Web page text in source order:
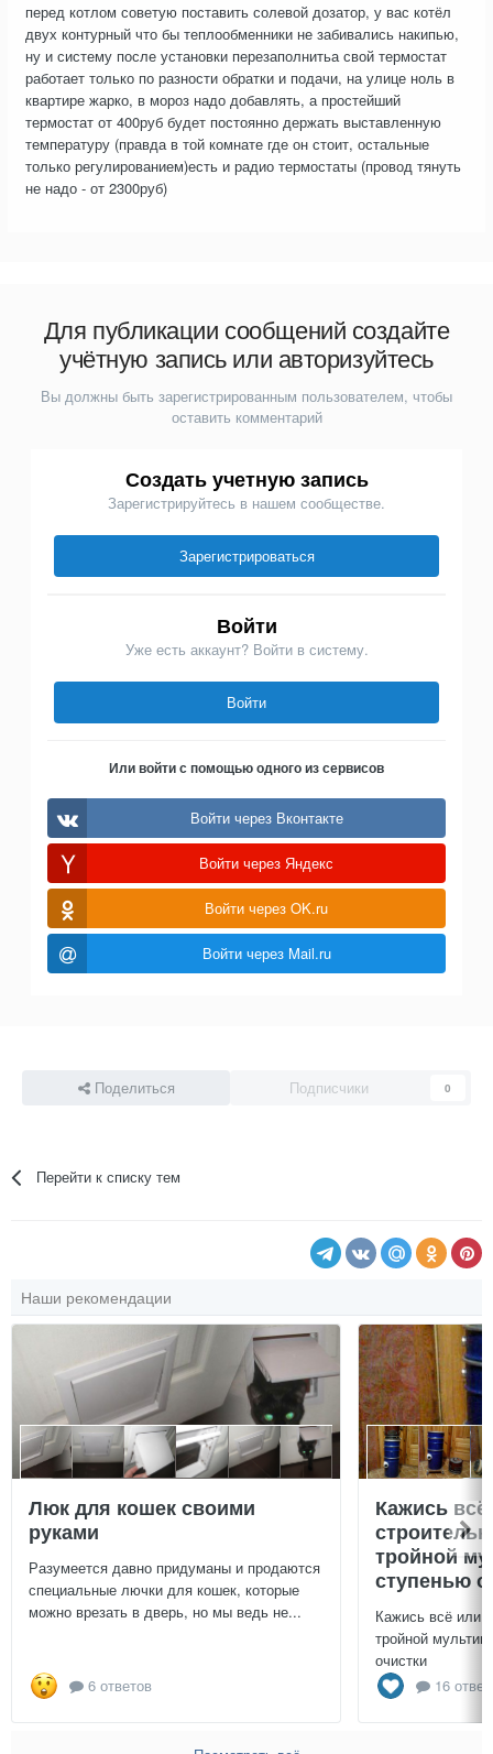
перед котлом советую поставить солевой дозатор, у вас котёл
двух контурный что бы теплообменники не забивались накипью,
ну и систему после установки перезаполнитьа свой термостат
работает только по разности обратки и подачи, на улице ноль в
квартире жарко, в мороз надо добавлять, а простейший
термостат от 400руб будет постоянно держать выставленную
температуру (правда в той комнате где он стоит, остальные
только регулированием)есть и радио термостаты (провод тянуть
не надо - от 2300руб)
Для публикации сообщений создайте
учётную запись или авторизуйтесь
Вы должны быть зарегистрированным пользователем, чтобы
оставить комментарий
Создать учетную запись
Зарегистрируйтесь в нашем сообществе.
Зарегистрироваться
Войти
Уже есть аккаунт? Войти в систему.
Войти
Или войти с помощью одного из сервисов
Войти через Вконтакте
Войти через Яндекс
Войти через OK.ru
Войти через Mail.ru
Поделиться Подписчики 0
Перейти к списку тем
Наши рекомендации
Люк для кошек своими
руками
Разумеется давно придуманы и продаются
специальные лючки для кошек, которые
можно врезать в дверь, но мы ведь не...
6 ответов
Кажись
тройной
ступенью
Кажись всё или
тройной
очистки
16